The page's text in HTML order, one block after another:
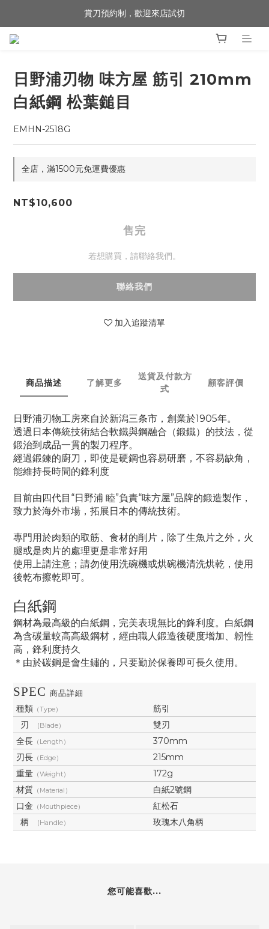
歡迎來到 包丁職人
賞刀預約制，歡迎來店試切
日野浦刃物 味方屋 筋引 210mm
白紙鋼 松葉鎚目
EMHN-2518G
全店，滿1500元免運費優惠
NT$10,600
售完
若想購買，請聯絡我們。
聯絡我們
加入追蹤清單
商品描述 了解更多
送貨及付款方
式
顧客評價
日野浦刃物工房來自於新潟三条市，創業於1905年。
透過日本傳統技術結合軟鐵與鋼融合（鍛鐵）的技法，從
鍛治到成品一貫的製刀程序。
經過鍛鍊的廚刀，即使是硬鋼也容易研磨，不容易缺角，
能維持長時間的鋒利度
目前由四代目“日野浦 睦”負責“味方屋”品牌的鍛造製作，
致力於海外市場，拓展日本的傳統技術。
專門用於肉類的取筋、食材的削片，除了生魚片之外，火
腿或是肉片的處理更是非常好用
使用上請注意；請勿使用洗碗機或烘碗機清洗烘乾，使用
後乾布擦乾即可。
白紙鋼
鋼材為最高級的白紙鋼，完美表現無比的鋒利度。 白紙鋼
為含碳量較高高級鋼材，經由職人鍛造後硬度增加、韌性
高，鋒利度持久
＊由於碳鋼是會生鏽的，只要勤於保養即可長久使用。
SPEC 商品詳細
種類 （Type）
筋引
刃
(Blade）
雙刃
全長 （Length）
370mm
刃長 （Edge）
215mm
重量 （Weight）
172g
材質 （Material）
白紙2號鋼
口金 （Mouthpiece）
紅松石
柄 (Handle） 玫瑰木八角柄
您可能喜歡...